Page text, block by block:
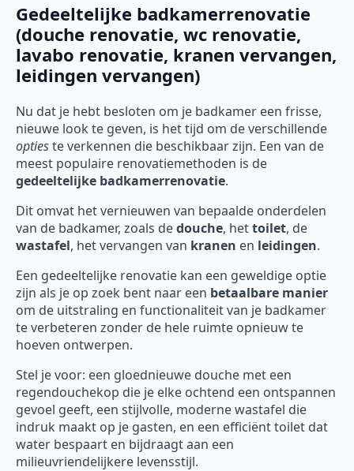
Gedeeltelijke badkamerrenovatie
(douche renovatie, wc renovatie,
lavabo renovatie, kranen vervangen,
leidingen vervangen)
Nu dat je hebt besloten om je badkamer een frisse,
nieuwe look te geven, is het tijd om de verschillende
optieste verkennen die beschikbaar zijn. Een van de
meest populaire renovatiemethoden is de
gedeeltelijke badkamerrenovatie.
Dit omvat het vernieuwen van bepaalde onderdelen
van de badkamer, zoals dedouche, hettoilet, de
wastafel, het vervangen van kranen en leidingen.
Een gedeeltelijke renovatie kan een geweldige optie
zijn als je op zoek bent naar een betaalbare manier
om de uitstraling en functionaliteit van je badkamer
te verbeteren zonder de hele ruimte opnieuw te
hoeven ontwerpen.
Stel je voor: een gloednieuwe douche met een
regendouchekop die je elke ochtend een ontspannen
gevoel geeft, een stijlvolle, moderne wastafel die
indruk maakt op je gasten, en een efficiënt toilet dat
water bespaart en bijdraagt aan een
milieuvriendelijkere levensstijl.